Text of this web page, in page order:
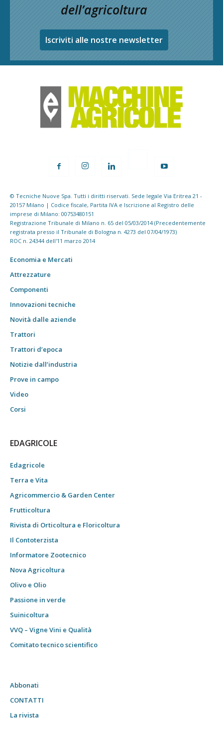
dell’agricoltura
Iscriviti alle nostre newsletter
© Tecniche Nuove Spa. Tutti i diritti riservati. Sede legale Via Eritrea 21 -
20157 Milano | Codice fiscale, Partita IVA e Iscrizione al Registro delle
imprese di Milano: 00753480151
Registrazione Tribunale di Milano n. 65 del 05/03/2014 (Precedentemente
registrata presso il Tribunale di Bologna n. 4273 del 07/04/1973)
ROC n. 24344 dell'11 marzo 2014
Economia e Mercati
Attrezzature
Componenti
Innovazioni tecniche
Novità dalle aziende
Trattori
Trattori d’epoca
Notizie dall’industria
Prove in campo
Video
Corsi
EDAGRICOLE
Edagricole
Terra e Vita
Agricommercio & Garden Center
Frutticoltura
Rivista di Orticoltura e Floricoltura
Il Contoterzista
Informatore Zootecnico
Nova Agricoltura
Olivo e Olio
Passione in verde
Suinicoltura
VVQ – Vigne Vini e Qualità
Comitato tecnico scientifico
Abbonati
CONTATTI
La rivista